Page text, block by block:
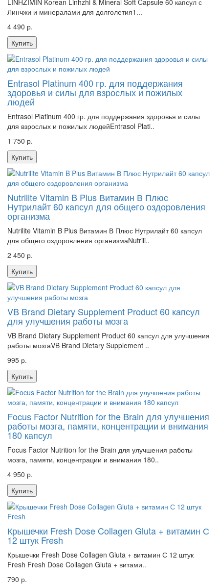
LINHZIMIN Korean Linhzhi & Mineral Soft Capsule 60 капсул с
Линчжи и минералами для долголетия1...
4 490 р.
Купить
Entrasol Platinum 400 гр. для поддержания
здоровья и силы для взрослых и пожилых
людей
Entrasol Platinum 400 гр. для поддержания здоровья и силы
для взрослых и пожилых людейEntrasol Plati..
1 750 р.
Купить
Nutrilite Vitamin B Plus Витамин В Плюс
Нутрилайт 60 капсул для общего оздоровления
организма
Nutrilite Vitamin B Plus Витамин В Плюс Нутрилайт 60 капсул
для общего оздоровления организмаNutrili..
2 450 р.
Купить
VB Brand Dietary Supplement Product 60 капсул
для улучшения работы мозга
VB Brand Dietary Supplement Product 60 капсул для улучшения
работы мозгаVB Brand Dietary Supplement ..
995 р.
Купить
Focus Factor Nutrition for the Brain для улучшения
работы мозга, памяти, концентрации и внимания
180 капсул
Focus Factor Nutrition for the Brain для улучшения работы
мозга, памяти, концентрации и внимания 180..
4 950 р.
Купить
Крышечки Fresh Dose Collagen Gluta + витамин С
12 штук Fresh
Крышечки Fresh Dose Collagen Gluta + витамин С 12 штук
Fresh Fresh Dose Collagen Gluta + витами..
790 р.